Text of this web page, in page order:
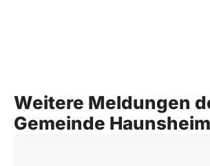
Weitere Meldungen
Gemeinde Haunsheim